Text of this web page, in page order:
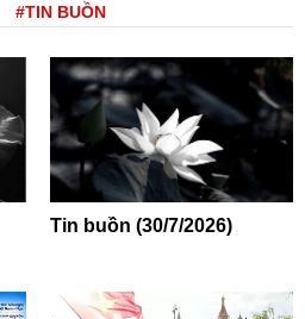
#TIN BUỒN
Tin buồn (30/7/2026)